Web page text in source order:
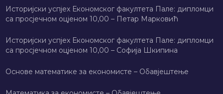
Историјски успјех Економског факултета Пале: дипломци
са просјечном оцјеном 10,00 – Петар Марковић
Историјски успјех Економског факултета Пале: дипломци
са просјечном оцјеном 10,00 – Софија Шкипина
Основе математике за економисте – Обавјештење